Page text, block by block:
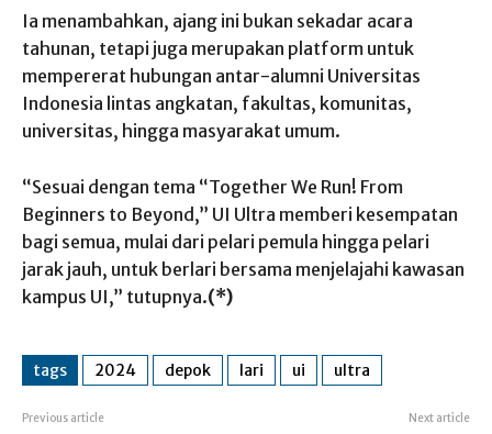
Ia menambahkan, ajang ini bukan sekadar acara
tahunan, tetapi juga merupakan platform untuk
mempererat hubungan antar-alumni Universitas
Indonesia lintas angkatan, fakultas, komunitas,
universitas, hingga masyarakat umum.
“Sesuai dengan tema “Together We Run! From
Beginners to Beyond,” UI Ultra memberi kesempatan
bagi semua, mulai dari pelari pemula hingga pelari
jarak jauh, untuk berlari bersama menjelajahi kawasan
kampus UI,” tutupnya.(*)
tags 2024 depok lari ui ultra
Previous article Next article